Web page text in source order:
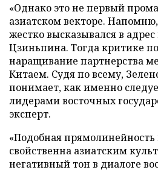
«Однако это не первый
азиатском векторе.
жестко высказывался в
Цзиньпина. Тогда критике
наращивание партнерства
Китаем. Судя по всему,
понимает, как именно
лидерами восточных
эксперт.
«Подобная прямолинейность
свойственна азиатским
негативный тон в диалоге